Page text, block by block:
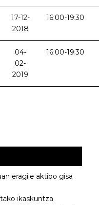
17-12-
2018
16:00-19:30
04-
02-
2019
16:00-19:30
eragile aktibo gisa
ikaskuntza